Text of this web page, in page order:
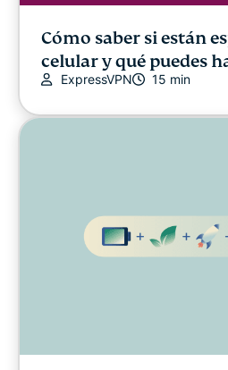
Cómo saber si están
celular y qué puedes
ExpressVPN 15 min